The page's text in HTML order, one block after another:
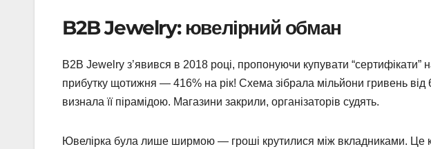
B2B Jewelry: ювелірний обман
B2B Jewelry з’явився в 2018 році, пропонуючи купувати “сертифікати”
прибутку щотижня — 416% на рік! Схема зібрала мільйони гривень від
визнала її пірамідою. Магазини закрили, організаторів судять.
Ювелірка була лише ширмою — гроші крутилися між вкладниками. Це